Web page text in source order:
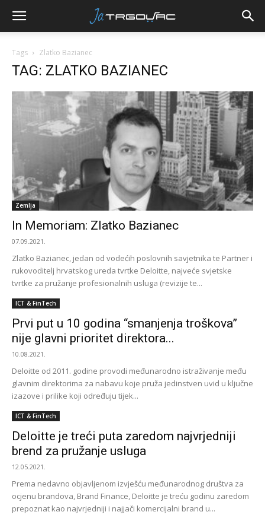
Tags Zlatko Bazianec
TAG: ZLATKO BAZIANEC
Zemlja
In Memoriam: Zlatko Bazianec
07.09.2021.
Zlatko Bazianec, jedan od vodećih poslovnih savjetnika te Partner i
rukovoditelj hrvatskog ureda tvrtke Deloitte, najveće svjetske
tvrtke za pružanje profesionalnih usluga (revizije te...
ICT & FinTech
Prvi put u 10 godina “smanjenja troškova”
nije glavni prioritet direktora...
10.08.2021.
Deloitte od 2011. godine provodi međunarodno istraživanje među
glavnim direktorima za nabavu koje pruža jedinstven uvid u ključne
izazove i prilike koji određuju tijek...
ICT & FinTech
Deloitte je treći puta zaredom najvrjedniji
brend za pružanje usluga
12.05.2021.
Prema nedavno objavljenom izvješću međunarodnog društva za
ocjenu brandova, Brand Finance, Deloitte je treću godinu zaredom
prepoznat kao najvrjedniji i najjači komercijalni brand u...